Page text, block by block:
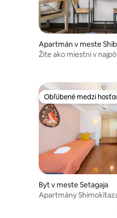
Apartmán v meste
Žite ako miestni v
Obľúbené medzi
Obľúbené medzi
Byt v meste Setagaja
Apartmány